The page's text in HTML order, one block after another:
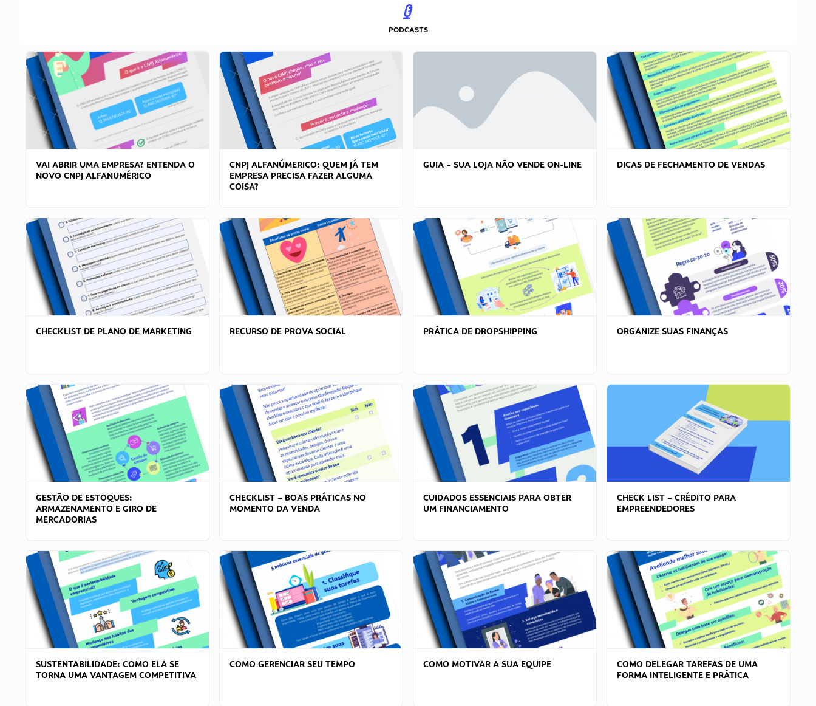
PODCASTS
VAI ABRIR UMA EMPRESA? ENTENDA O
NOVO CNPJ ALFANUMÉRICO
CNPJ ALFANÚMERICO: QUEM JÁ TEM
EMPRESA PRECISA FAZER ALGUMA
COISA?
GUIA – SUA LOJA NÃO VENDE ON-LINE DICAS DE FECHAMENTO DE VENDAS
CHECKLIST DE PLANO DE MARKETING RECURSO DE PROVA SOCIAL PRÁTICA DE DROPSHIPPING ORGANIZE SUAS FINANÇAS
GESTÃO DE ESTOQUES:
ARMAZENAMENTO E GIRO DE
MERCADORIAS
CHECKLIST – BOAS PRÁTICAS NO
MOMENTO DA VENDA
CUIDADOS ESSENCIAIS PARA OBTER
UM FINANCIAMENTO
CHECK LIST – CRÉDITO PARA
EMPREENDEDORES
SUSTENTABILIDADE: COMO ELA SE
TORNA UMA VANTAGEM COMPETITIVA
COMO GERENCIAR SEU TEMPO COMO MOTIVAR A SUA EQUIPE
COMO DELEGAR TAREFAS DE UMA
FORMA INTELIGENTE E PRÁTICA